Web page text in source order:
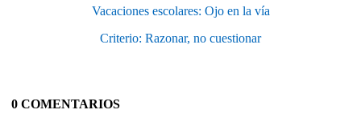
Vacaciones escolares: Ojo en la vía
Criterio: Razonar, no cuestionar
0 COMENTARIOS